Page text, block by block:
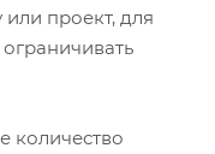
проект, для
количество